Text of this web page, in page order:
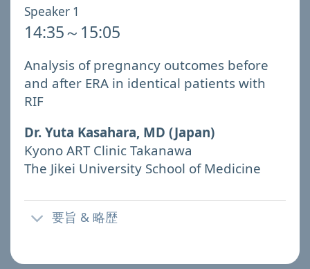
Speaker 1
14:35～15:05
Analysis of pregnancy outcomes before
and after ERA in identical patients with
RIF
Dr. Yuta Kasahara, MD (Japan)
Kyono ART Clinic Takanawa
The Jikei University School of Medicine
要旨 & 略歴